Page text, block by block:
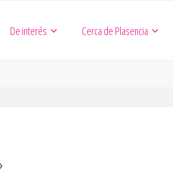
De interés Cerca de Plasencia